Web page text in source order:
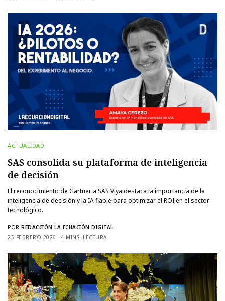
ACTUALIDAD
SAS consolida su plataforma de inteligencia
de decisión
El reconocimiento de Gartner a SAS Viya destaca la importancia de la
inteligencia de decisión y la IA fiable para optimizar el ROI en el sector
tecnológico.
POR REDACCIÓN LA ECUACIÓN DIGITAL
25 FEBRERO 2026
4 MINS. LECTURA